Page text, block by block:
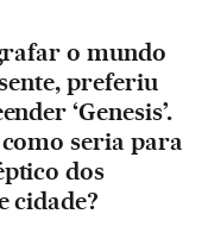
o mundo
preferiu
‘Genesis’.
seria para
dos
cidade?